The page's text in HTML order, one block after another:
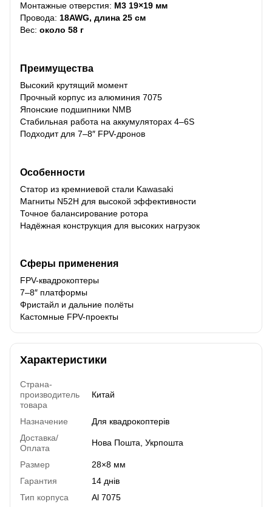
Монтажные отверстия: M3 19×19 мм
Провода: 18AWG, длина 25 см
Вес: около 58 г
Преимущества
Высокий крутящий момент
Прочный корпус из алюминия 7075
Японские подшипники NMB
Стабильная работа на аккумуляторах 4–6S
Подходит для 7–8″ FPV-дронов
Особенности
Статор из кремниевой стали Kawasaki
Магниты N52H для высокой эффективности
Точное балансирование ротора
Надёжная конструкция для высоких нагрузок
Сферы применения
FPV-квадрокоптеры
7–8″ платформы
Фристайл и дальние полёты
Кастомные FPV-проекты
Характеристики
Страна-
производитель
товара
Китай
Назначение
Для квадрокоптерів
Доставка/
Оплата
Нова Пошта, Укрпошта
Размер
28×8 мм
Гарантия
14 днів
Тип корпуса
Al 7075